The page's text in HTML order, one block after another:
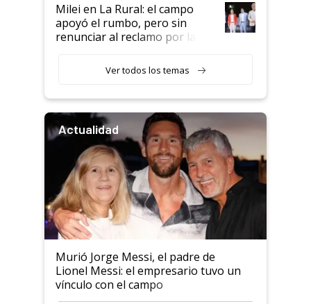
Milei en La Rural: el campo
apoyó el rumbo, pero sin
renunciar al reclamo por las
Ver todos los temas
Actualidad
Murió Jorge Messi, el padre de
Lionel Messi: el empresario tuvo un
vínculo con el campo